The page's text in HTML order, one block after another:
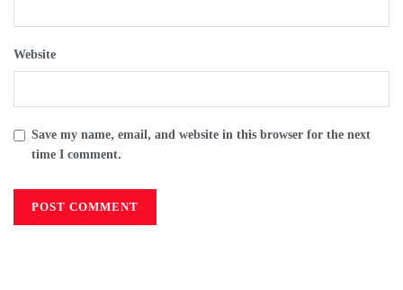
Website
Save my name, email, and website in this browser for the next
time I comment.